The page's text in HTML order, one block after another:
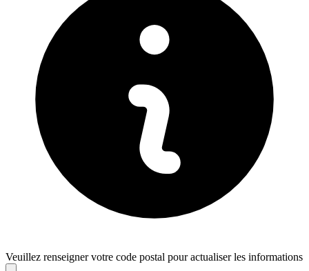
Veuillez renseigner votre code postal pour actualiser les informations